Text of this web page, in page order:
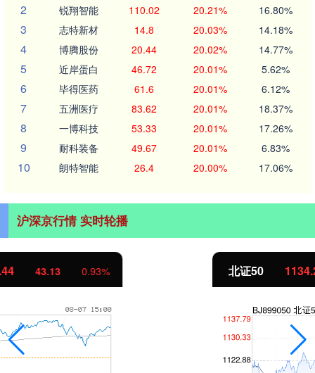
2 锐翔智能 110.02 20.21% 16.80%
3 志特新材 14.8 20.03% 14.18%
4 博腾股份 20.44 20.02% 14.77%
5 近岸蛋白 46.72 20.01% 5.62%
6 毕得医药 61.6 20.01% 6.12%
7 五洲医疗 83.62 20.01% 18.37%
8 一博科技 53.33 20.01% 17.26%
9 耐科装备 49.67 20.01% 6.83%
10 朗特智能 26.4 20.00% 17.06%
沪深京行情 实时轮播
北证50 1.01%